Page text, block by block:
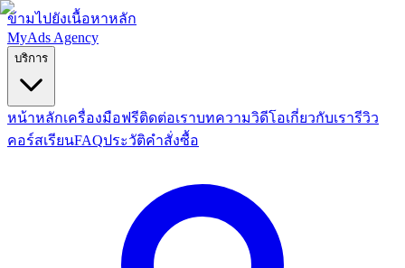
ข้ามไปยังเนื้อหาหลัก
MyAds Agency
บริการ
หน้าหลักเครื่องมือฟรีติดต่อเราบทความวิดีโอเกี่ยวกับเรารีวิว
คอร์สเรียนFAQประวัติคำสั่งซื้อ